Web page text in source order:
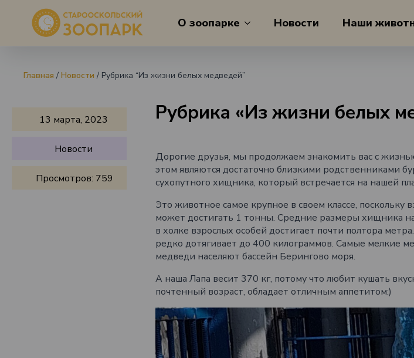
О зоопарке Новости Наши
Главная / Новости / Рубрика “Из жизни белых медведей”
13 марта, 2023
Новости
Просмотров: 759
Рубрика «Из жизни белых
Дорогие друзья, мы продолжаем знакомить вас с
этом являются достаточно близкими родственниками
сухопутного хищника, который встречается на нашей
Это животное самое крупное в своем классе,
может достигать 1 тонны. Средние размеры хищника
в холке взрослых особей достигает почти полтора
редко дотягивает до 400 килограммов. Самые мелкие
медведи населяют бассейн Берингово моря.
А наша Лапа весит 370 кг, потому что любит кушать
почтенный возраст, обладает отличным аппетитом:)